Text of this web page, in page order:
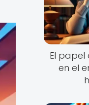
El papel
en el